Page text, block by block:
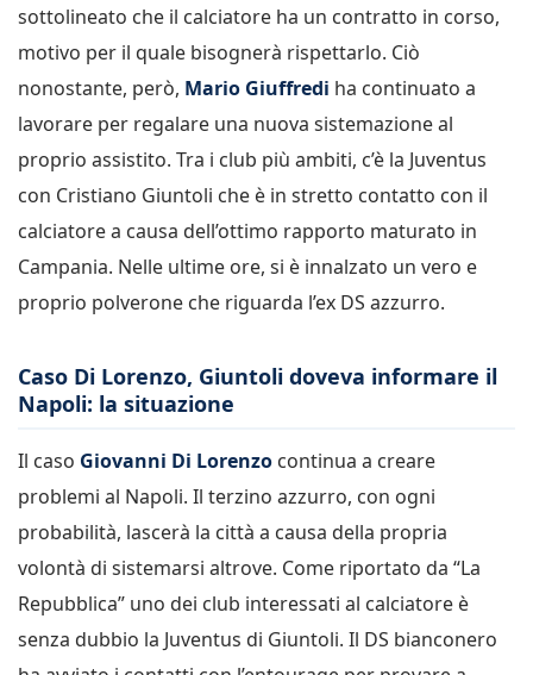
sottolineato che il calciatore ha un contratto in corso,
motivo per il quale bisognerà rispettarlo. Ciò
nonostante, però, Mario Giuffredi ha continuato a
lavorare per regalare una nuova sistemazione al
proprio assistito. Tra i club più ambiti, c’è la Juventus
con Cristiano Giuntoli che è in stretto contatto con il
calciatore a causa dell’ottimo rapporto maturato in
Campania. Nelle ultime ore, si è innalzato un vero e
proprio polverone che riguarda l’ex DS azzurro.
Caso Di Lorenzo, Giuntoli doveva informare il
Napoli: la situazione
Il caso Giovanni Di Lorenzo continua a creare
problemi al Napoli. Il terzino azzurro, con ogni
probabilità, lascerà la città a causa della propria
volontà di sistemarsi altrove. Come riportato da “La
Repubblica” uno dei club interessati al calciatore è
senza dubbio la Juventus di Giuntoli. Il DS bianconero